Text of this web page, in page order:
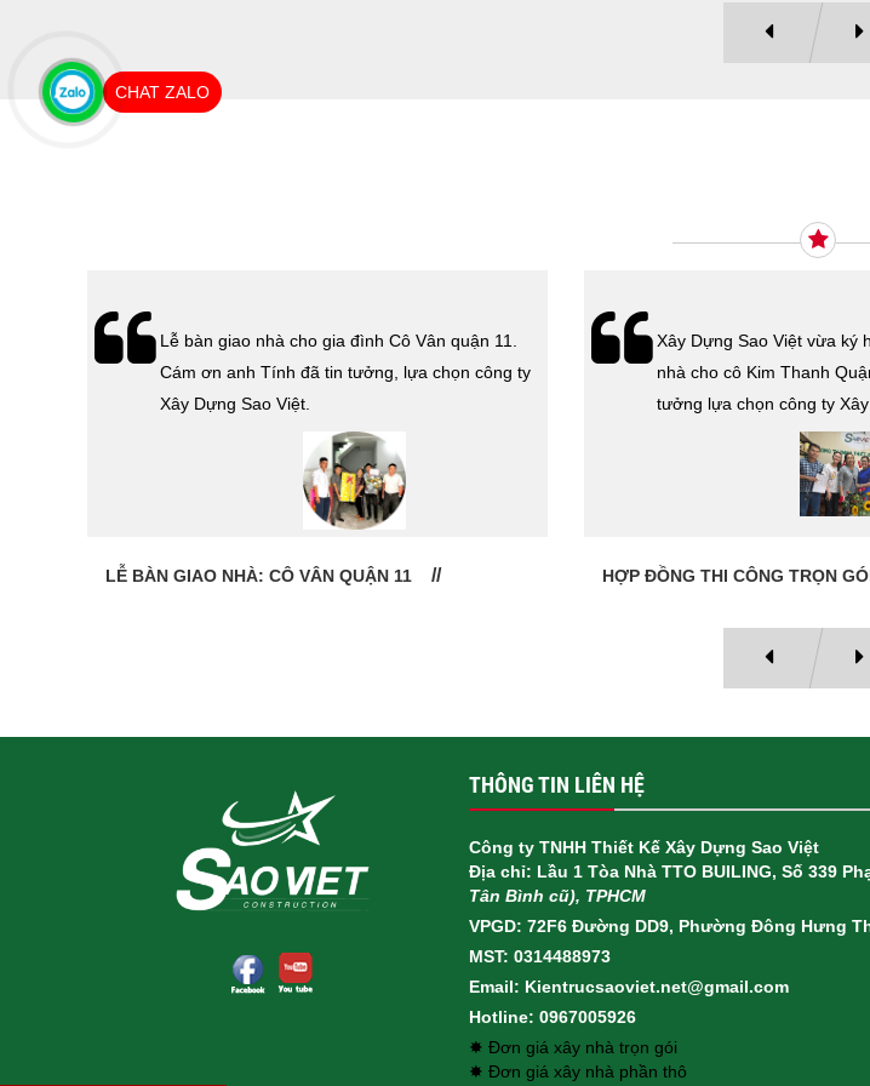
Lễ bàn giao nhà cho gia đình Cô Vân quận 11.
Cám ơn anh Tính đã tin tưởng, lựa chọn công ty
Xây Dựng Sao Việt.
LỄ BÀN GIAO NHÀ: CÔ VÂN QUẬN 11
Xây Dựng Sao Việt vừa ký
nhà cho cô Kim Thanh
tưởng lựa chọn công ty
HỢP ĐỒNG THI CÔNG TRỌN
THÔNG TIN LIÊN HỆ
Công ty TNHH Thiết Kế Xây Dựng Sao Việt
Địa chỉ: Lầu 1 Tòa Nhà TTO BUILING, Số 339
Tân Bình cũ), TPHCM
VPGD: 72F6 Đường DD9, Phường Đông Hưng
MST: 0314488973
Email: Kientrucsaoviet.net@gmail.com
Hotline: 0967005926
✸ Đơn giá xây nhà trọn gói
✸ Đơn giá xây nhà phần thô
CHAT ZALO